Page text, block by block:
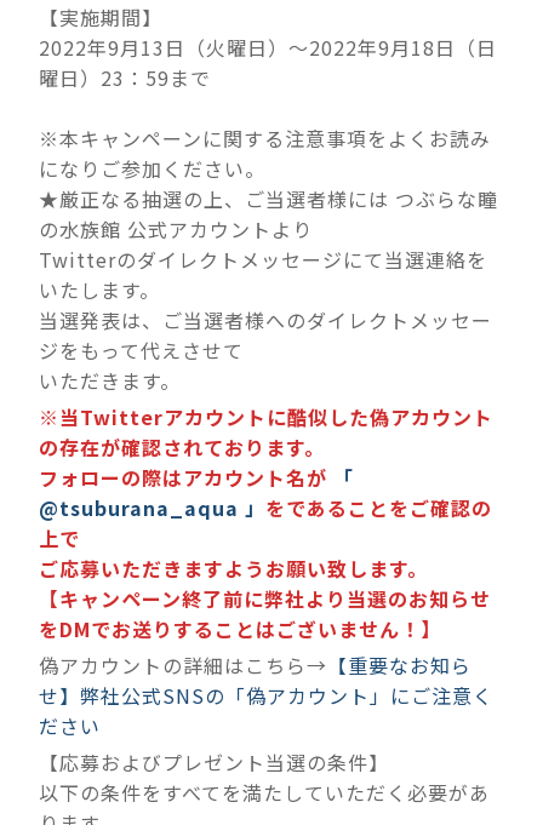
【実施期間】
2022年9月13日（火曜日）～2022年9月18日（日
曜日）23：59まで
※本キャンペーンに関する注意事項をよくお読み
になりご参加ください。
★厳正なる抽選の上、ご当選者様には つぶらな瞳
の水族館 公式アカウントより
Twitterのダイレクトメッセージにて当選連絡を
いたします。
当選発表は、ご当選者様へのダイレクトメッセー
ジをもって代えさせて
いただきます。
※当Twitterアカウントに酷似した偽アカウント
の存在が確認されております。
フォローの際はアカウント名が
「
@tsuburana_aqua 」 をであることをご確認の
上で
ご応募いただきますようお願い致します。
【キャンペーン終了前に弊社より当選のお知らせ
をDMでお送りすることはございません！】
偽アカウントの詳細はこちら→ 【重要なお知ら
せ】弊社公式SNSの「偽アカウント」にご注意く
ださい
【応募およびプレゼント当選の条件】
以下の条件をすべてを満たしていただく必要があ